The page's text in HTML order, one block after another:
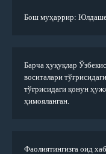
Бош муҳаррир:
Барча ҳуқуқлар
воситалари
тўғрисидаги қонун
ҳимояланган.
Фаолиятингизга оид